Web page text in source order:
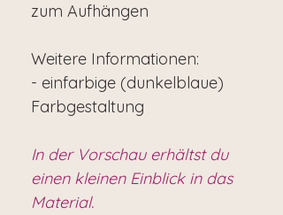
zum Aufhängen
Weitere Informationen:
- einfarbige (dunkelblaue)
Farbgestaltung
In der Vorschau erhältst du
einen kleinen Einblick in das
Material.